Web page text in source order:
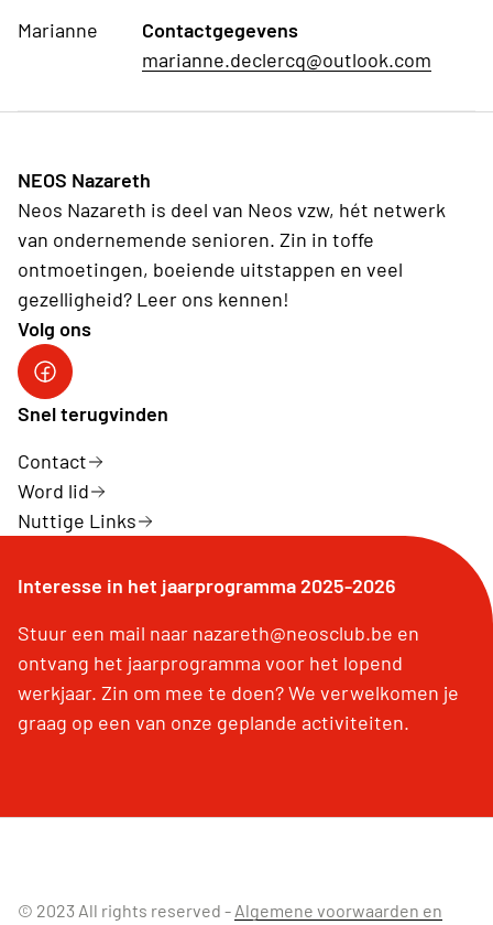
Marianne
Contactgegevens
marianne.declercq@outlook.com
NEOS Nazareth
Neos Nazareth is deel van Neos vzw, hét netwerk
van ondernemende senioren. Zin in toffe
ontmoetingen, boeiende uitstappen en veel
gezelligheid? Leer ons kennen!
Volg ons
Neos vzw
Snel terugvinden
Contact
Word lid
Nuttige Links
Interesse in het jaarprogramma 2025-2026
Stuur een mail naar nazareth@neosclub.be en
ontvang het jaarprogramma voor het lopend
werkjaar. Zin om mee te doen? We verwelkomen je
graag op een van onze geplande activiteiten.
© 2023 All rights reserved - Algemene voorwaarden en